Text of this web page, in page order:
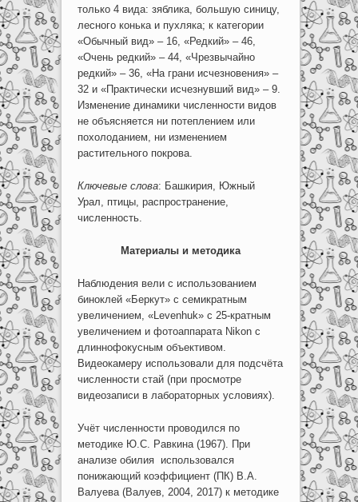
только 4 вида: зяблика, большую синицу,
лесного конька и пухляка; к категории
«Обычный вид» – 16, «Редкий» – 46,
«Очень редкий» – 44, «Чрезвычайно
редкий» – 36, «На грани исчезновения» –
32 и «Практически исчезнувший вид» – 9.
Изменение динамики численности видов
не объясняется ни потеплением или
похолоданием, ни изменением
растительного покрова.
Ключевые слова: Башкирия, Южный
Урал, птицы, распространение,
численность.
Материалы и методика
Наблюдения вели с использованием
биноклей «Беркут» с семикратным
увеличением, «Levenhuk» с 25-кратным
увеличением и фотоаппарата Nikon с
длиннофокусным объективом.
Видеокамеру использовали для подсчёта
численности стай (при просмотре
видеозаписи в лабораторных условиях).
Учёт численности проводился по
методике Ю.С. Равкина (1967). При
анализе обилия использовался
понижающий коэффициент (ПК) В.А.
Валуева (Валуев, 2004, 2017) к методике